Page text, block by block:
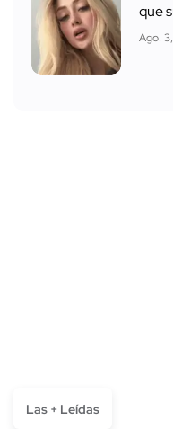
que
Ago.
Las + Leídas